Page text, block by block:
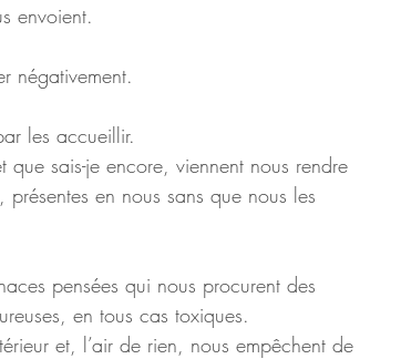
envoient.
négativement.
les accueillir.
sais-je encore, viennent nous rendre
en nous sans que nous les
pensées qui nous procurent des
en tous cas toxiques.
et, l’air de rien, nous empêchent de